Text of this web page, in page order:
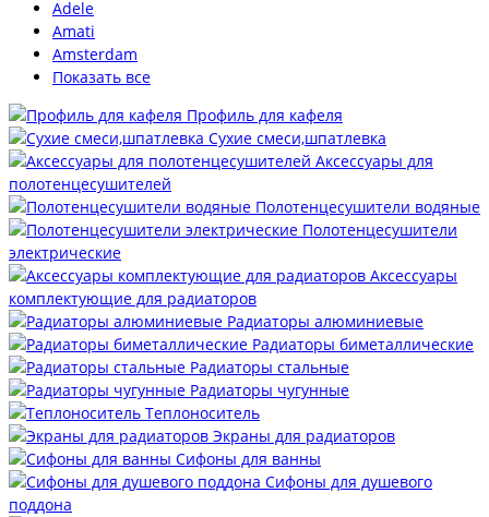
Adele
Amati
Amsterdam
Показать все
Профиль для кафеля
Сухие смеси,шпатлевка
Аксессуары для
полотенцесушителей
Полотенцесушители водяные
Полотенцесушители
электрические
Аксессуары
комплектующие для радиаторов
Радиаторы алюминиевые
Радиаторы биметаллические
Радиаторы стальные
Радиаторы чугунные
Теплоноситель
Экраны для радиаторов
Сифоны для ванны
Сифоны для душевого
поддона